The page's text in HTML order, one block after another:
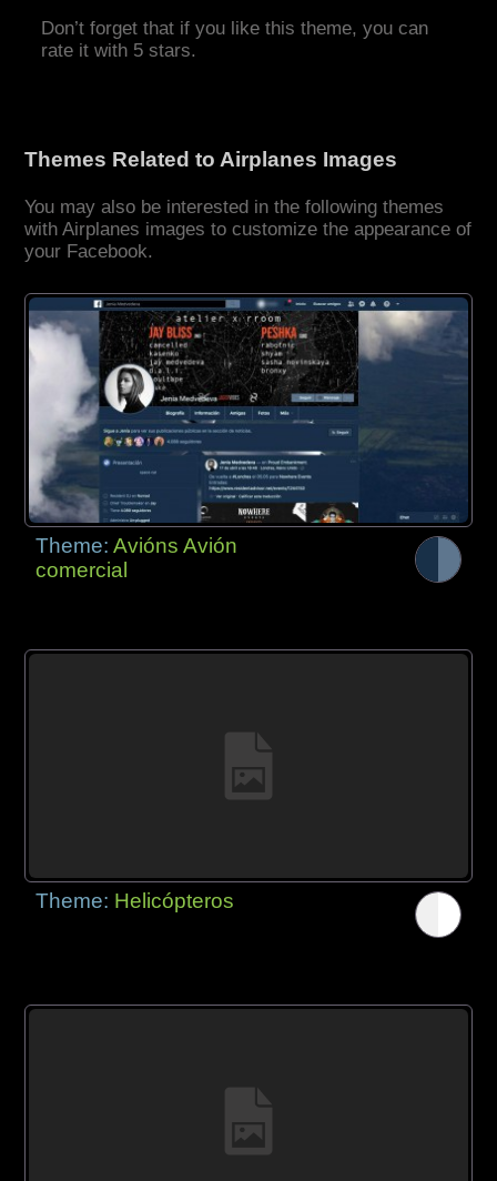
Don’t forget that if you like this theme, you can
rate it with 5 stars.
Themes Related to Airplanes Images
You may also be interested in the following themes
with Airplanes images to customize the appearance of
your Facebook.
Theme:Avións Avión
comercial
Theme: Helicópteros